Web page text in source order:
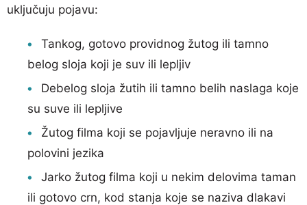
uključuju pojavu:
Tankog, gotovo providnog žutog ili tamno
belog sloja koji je suv ili lepljiv
Debelog sloja žutih ili tamno belih naslaga koje
su suve ili lepljive
Žutog filma koji se pojavljuje neravno ili na
polovini jezika
Jarko žutog filma koji u nekim delovima taman
ili gotovo crn, kod stanja koje se naziva dlakavi